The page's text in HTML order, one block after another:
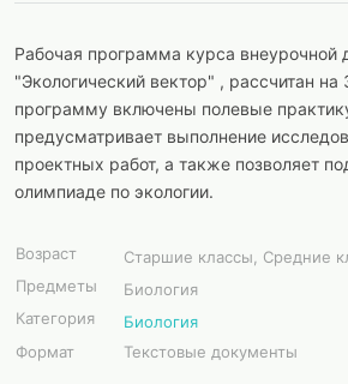
Рабочая программа курса внеурочной
"Экологический вектор" , рассчитан на
программу включены полевые
предусматривает выполнение
проектных работ, а также позволяет
олимпиаде по экологии.
Возраст
Старшие классы, Средние
Предметы
Биология
Категория
Биология
Формат
Текстовые документы